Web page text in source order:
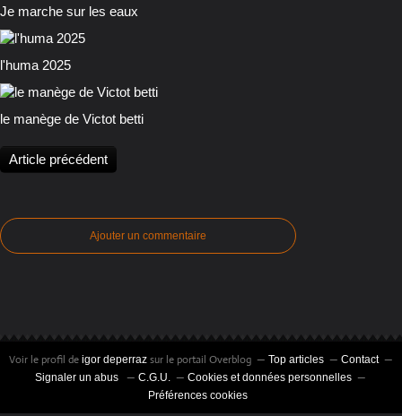
Je marche sur les eaux
l'huma 2025
le manège de Victot betti
Article précédent
Ajouter un commentaire
Voir le profil de igor deperraz sur le portail Overblog Top articles
Contact
Signaler un abus
C.G.U.
Cookies et données personnelles
Préférences cookies